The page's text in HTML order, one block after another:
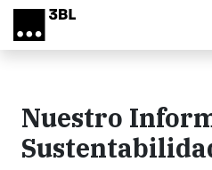
Skip to main content
Nuestro